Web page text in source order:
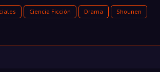
Ciencia Ficción Drama Shounen